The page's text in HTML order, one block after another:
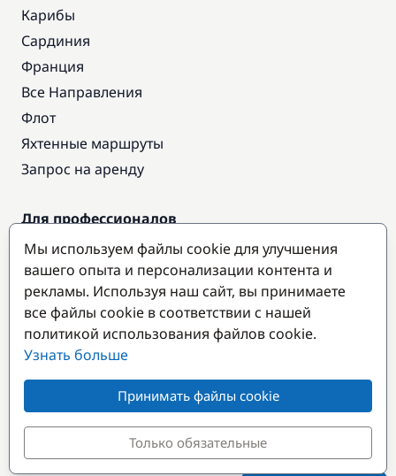
Карибы
Сардиния
Франция
Все Направления
Флот
Яхтенные маршруты
Запрос на аренду
Для профессионалов
Доступ про
Стать партнером
Популярные направления
Мы используем файлы cookie для улучшения
вашего опыта и персонализации контента и
рекламы. Используя наш сайт, вы принимаете
все файлы cookie в соответствии с нашей
политикой использования файлов cookie.
Узнать больше
Принимать файлы cookie
Только обязательные